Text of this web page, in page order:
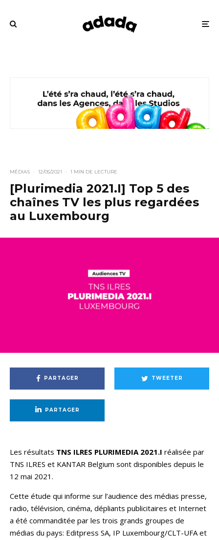
MÉDIAS · 12/05/2021 · 1 MIN DE LECTURE
[Plurimedia 2021.I] Top 5 des
chaînes TV les plus regardées
au Luxembourg
PARTAGER TWEETER
PARTAGER
Les résultats TNS ILRES PLURIMEDIA 2021.I réalisée par
TNS ILRES et KANTAR Belgium sont disponibles depuis le
12 mai 2021.
Cette étude qui informe sur l’audience des médias presse,
radio, télévision, cinéma, dépliants publicitaires et Internet
a été commanditée par les trois grands groupes de
médias du pays: Editpress SA, IP Luxembourg/CLT-UFA et